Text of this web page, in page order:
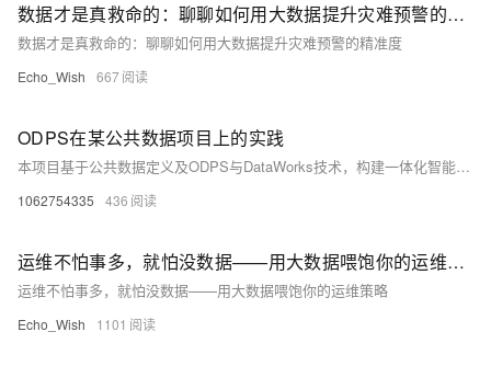
数据才是真救命的：聊聊如何用大数据提升灾难预警的精准度
数据才是真救命的：聊聊如何用大数据提升灾难预警的精准度
Echo_Wish 667
ODPS在某公共数据项目上的实践
本项目基于公共数据定义及ODPS与DataWorks技术，构建一体化智能化数据平台，涵盖数据目录、归集、治理、共享与开放六大目标。通过十大子系统实现全流程管理，强化数据安全与流通，提升业务效率与决策能力，助力数字化改革。
1062754335 436
运维不怕事多，就怕没数据——用大数据喂饱你的运维策略
运维不怕事多，就怕没数据——用大数据喂饱你的运维策略
Echo_Wish 1101